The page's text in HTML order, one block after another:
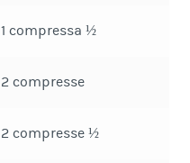
1 compressa ½
2 compresse
2 compresse ½